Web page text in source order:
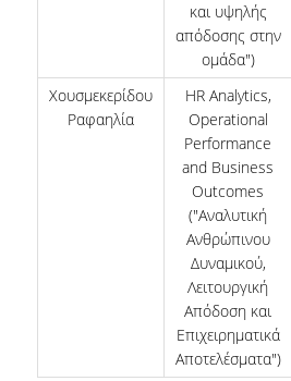
και υψηλής
απόδοσης στην
ομάδα")
Χουσμεκερίδου
Ραφαηλία
HR Analytics,
Operational
Performance
and Business
Outcomes
("Αναλυτική
Ανθρώπινου
Δυναμικού,
Λειτουργική
Απόδοση και
Επιχειρηματικά
Αποτελέσματα")